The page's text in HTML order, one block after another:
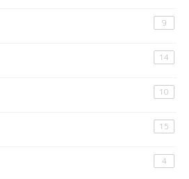
9
14
10
15
4